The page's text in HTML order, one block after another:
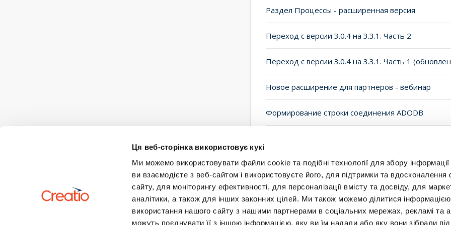
Ця веб-сторінка використовує кукі
Ми можемо використовувати файли cookie та подібні технології для збору
ви взаємодієте з веб-сайтом і використовуєте його, для підтримки та вдосконалення
сайту, для моніторингу ефективності, для персоналізації вмісту та досвіду, для
аналітики, а також для інших законних цілей. Ми також можемо ділитися
використання нашого сайту з нашими партнерами в соціальних мережах, рекламі та
можуть поєднувати її з іншою інформацією, яку ви їм надали або яку вони зібрали
Раздел Процессы - расширенная версия
Переход с версии 3.0.4 на 3.3.1. Часть 2
Переход с версии 3.0.4 на 3.3.1. Часть 1
Новое расширение для партнеров - вебинар
Формирование строки соединения ADODB